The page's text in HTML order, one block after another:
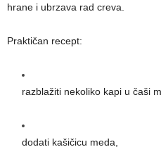
hrane i ubrzava rad creva.
Praktičan recept:
razblažiti nekoliko kapi u čaši
dodati kašičicu meda,